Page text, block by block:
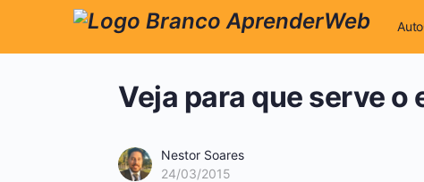
Veja para que serve o
Nestor Soares
24/03/2015